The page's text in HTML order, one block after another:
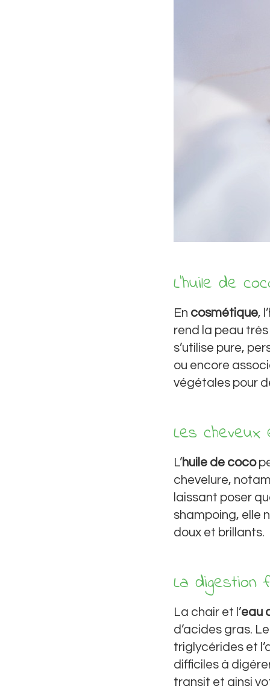
L’huile de
En cosmétique,
rend la peau
s’utilise pure,
ou encore
végétales pour
Les
L’huile de coco
chevelure,
laissant poser
shampoing, elle
doux et brillants.
La digestion
La chair et l’eau
d’acides gras.
triglycérides et
difficiles à
transit et ainsi